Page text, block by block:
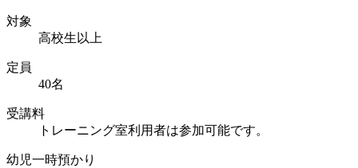
対象
高校生以上
定員
40名
受講料
トレーニング室利用者は参加可能です。
幼児一時預かり